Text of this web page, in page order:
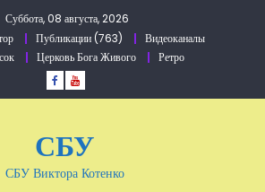
Суббота, 08 августа, 2026
Публикации (763)
Видеоканалы
Церковь Бога Живого Ретро
СБУ
СБУ Виктора Котенко